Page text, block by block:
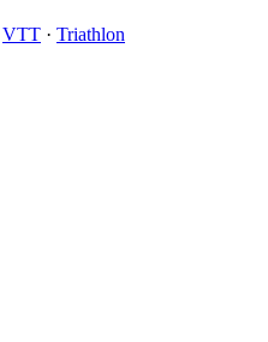
VTT · Triathlon